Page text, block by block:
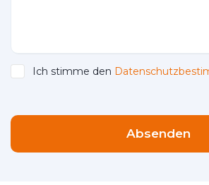
Ich stimme den
Please leave this field empty.
Absenden